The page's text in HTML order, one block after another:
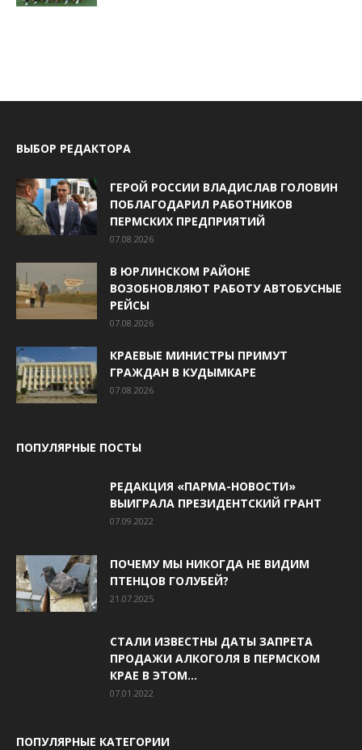
ВЫБОР РЕДАКТОРА
ГЕРОЙ РОССИИ ВЛАДИСЛАВ ГОЛОВИН
ПОБЛАГОДАРИЛ РАБОТНИКОВ
ПЕРМСКИХ ПРЕДПРИЯТИЙ
07.08.2026
В ЮРЛИНСКОМ РАЙОНЕ
ВОЗОБНОВЛЯЮТ РАБОТУ АВТОБУСНЫЕ
РЕЙСЫ
07.08.2026
КРАЕВЫЕ МИНИСТРЫ ПРИМУТ
ГРАЖДАН В КУДЫМКАРЕ
07.08.2026
ПОПУЛЯРНЫЕ ПОСТЫ
РЕДАКЦИЯ «ПАРМА-НОВОСТИ»
ВЫИГРАЛА ПРЕЗИДЕНТСКИЙ ГРАНТ
07.09.2022
ПОЧЕМУ МЫ НИКОГДА НЕ ВИДИМ
ПТЕНЦОВ ГОЛУБЕЙ?
21.07.2025
СТАЛИ ИЗВЕСТНЫ ДАТЫ ЗАПРЕТА
ПРОДАЖИ АЛКОГОЛЯ В ПЕРМСКОМ
КРАЕ В ЭТОМ...
07.01.2022
ПОПУЛЯРНЫЕ КАТЕГОРИИ